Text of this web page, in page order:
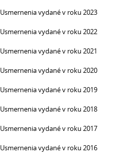
Usmernenia vydané v roku 2023
Usmernenia vydané v roku 2022
Usmernenia vydané v roku 2021
Usmernenia vydané v roku 2020
Usmernenia vydané v roku 2019
Usmernenia vydané v roku 2018
Usmernenia vydané v roku 2017
Usmernenia vydané v roku 2016